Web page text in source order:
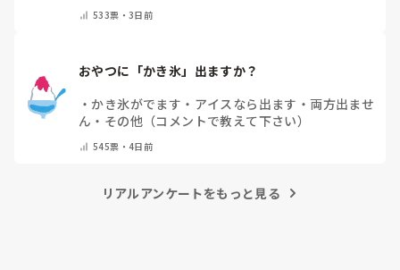
533票・3日前
おやつに「かき氷」出ますか？
・ かき氷がでます ・ アイスなら出ます ・両方出ませ
ん ・ その他（コメントで教えて下さい）
545票・4日前
リアルアンケートをもっと見る